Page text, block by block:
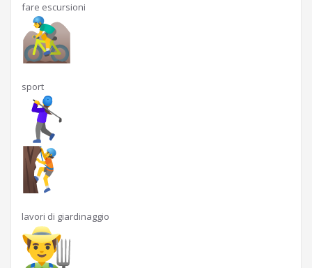
fare escursioni
sport
lavori di giardinaggio